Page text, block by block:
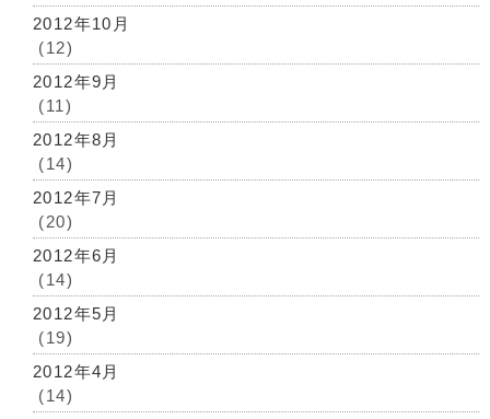
2012年10月
(12)
2012年9月
(11)
2012年8月
(14)
2012年7月
(20)
2012年6月
(14)
2012年5月
(19)
2012年4月
(14)